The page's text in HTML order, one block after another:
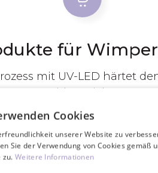
für
mit UV-LED härtet
aus. So wirken sich
aus. Unerwünschte
und die
hält verlässlich länger.
bei
Cookies
unserer Website zu
Sie der Verwendung von Cookies gemäß
zu.Weitere Informationen